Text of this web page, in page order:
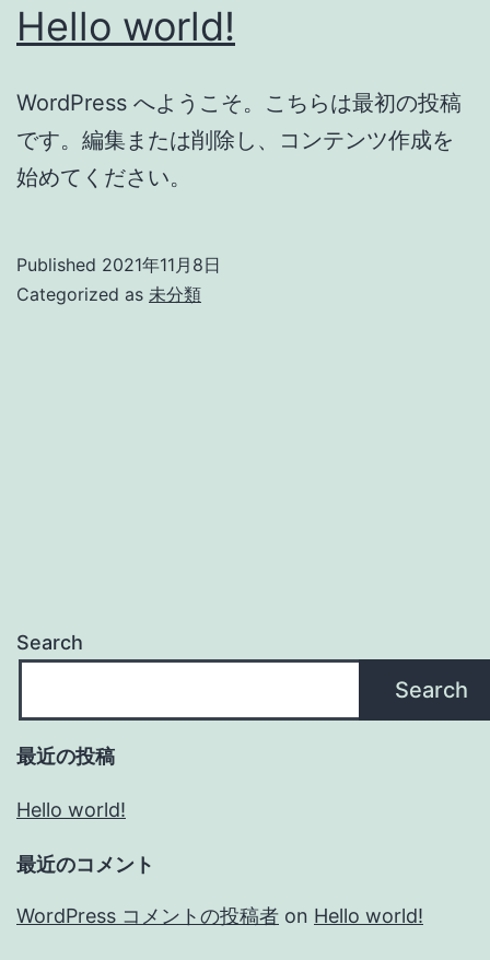
Hello world!
WordPress へようこそ。こちらは最初の投稿
です。編集または削除し、コンテンツ作成を
始めてください。
Published 2021年11月8日
Categorized as 未分類
Search
Search
最近の投稿
Hello world!
最近のコメント
WordPress コメントの投稿者 on Hello world!